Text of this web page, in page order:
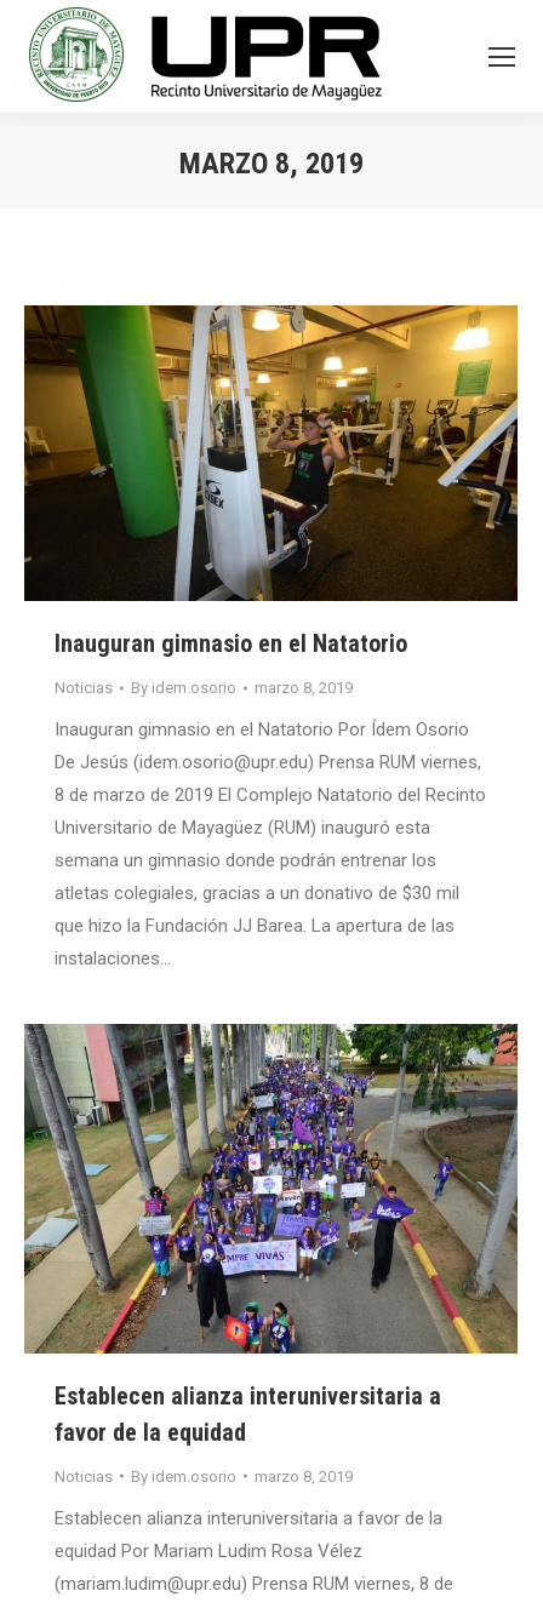
MARZO 8, 2019
Inauguran gimnasio en el Natatorio
Noticias By idem.osorio marzo 8, 2019
Inauguran gimnasio en el Natatorio Por Ídem Osorio
De Jesús (idem.osorio@upr.edu) Prensa RUM viernes,
8 de marzo de 2019 El Complejo Natatorio del Recinto
Universitario de Mayagüez (RUM) inauguró esta
semana un gimnasio donde podrán entrenar los
atletas colegiales, gracias a un donativo de $30 mil
que hizo la Fundación JJ Barea. La apertura de las
instalaciones…
Establecen alianza interuniversitaria a
favor de la equidad
Noticias By idem.osorio marzo 8, 2019
Establecen alianza interuniversitaria a favor de la
equidad Por Mariam Ludim Rosa Vélez
(mariam.ludim@upr.edu) Prensa RUM viernes, 8 de